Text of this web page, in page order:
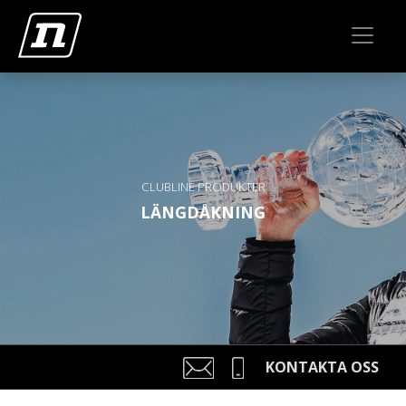
CLUBLINE PRODUKTER
LÄNGDÅKNING
KONTAKTA OSS